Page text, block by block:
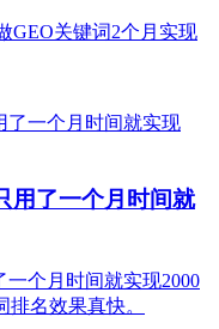
GEO关键词2个月实现
用了一个月时间就
个月时间就实现2000
名效果真快。